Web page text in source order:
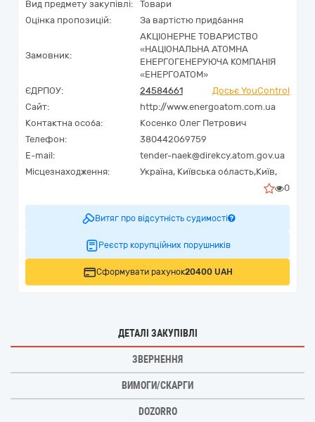
Вид предмету закупівлі:
Товари
Оцінка пропозицій:
За вартістю придбання
Замовник:
АКЦІОНЕРНЕ ТОВАРИСТВО
«НАЦІОНАЛЬНА АТОМНА
ЕНЕРГОГЕНЕРУЮЧА КОМПАНІЯ
«ЕНЕРГОАТОМ»
ЄДРПОУ:
24584661
Досьє YouControl
Сайт:
http://www.energoatom.com.ua
Контактна особа:
Косенко Олег Петрович
Телефон:
380442069759
E-mail:
tender-naek@direkcy.atom.gov.ua
Місцезнаходження:
Україна, Київська область,Київ,
0
Витяг про відсутність судимості
Реєстр корупційних порушників
Сформувати рахунок20400 UAH
ДЕТАЛІ ЗАКУПІВЛІ
ЗВЕРНЕННЯ
ВИМОГИ/СКАРГИ
DOZORRO